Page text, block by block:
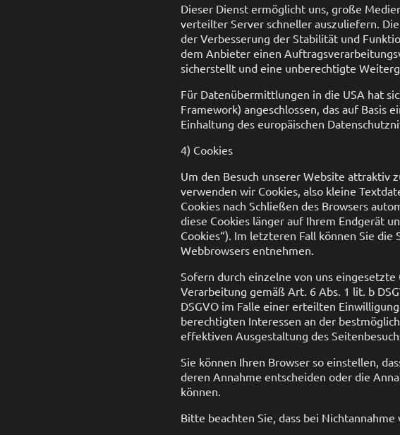
Dieser Dienst ermöglicht uns, große
verteilter Server schneller auszuliefern.
der Verbesserung der Stabilität und
dem Anbieter einen
sicherstellt und eine unberechtigte
Für Datenübermittlungen in die USA hat
Framework) angeschlossen, das auf Basis
Einhaltung des europäischen
4) Cookies
Um den Besuch unserer Website attraktiv
verwenden wir Cookies, also kleine
Cookies nach Schließen des Browsers
diese Cookies länger auf Ihrem Endgerät
Cookies“). Im letzteren Fall können Sie
Webbrowsers entnehmen.
Sofern durch einzelne von uns
Verarbeitung gemäß Art. 6 Abs. 1 lit. b
DSGVO im Falle einer erteilten
berechtigten Interessen an der
effektiven Ausgestaltung des
Sie können Ihren Browser so einstellen,
deren Annahme entscheiden oder die
können.
Bitte beachten Sie, dass bei